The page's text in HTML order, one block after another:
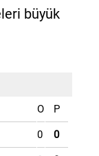
büyük
O P
0 0